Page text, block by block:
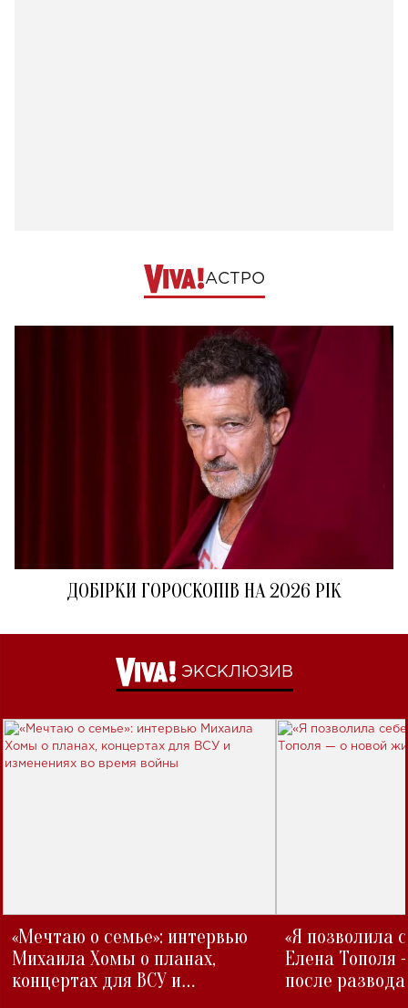
АСТРО
ДОБІРКИ ГОРОСКОПІВ НА 2026 РІК
ЭКСКЛЮЗИВ
«Мечтаю о семье»: интервью
Михаила Хомы о планах,
концертах для ВСУ и
«Я позволила
Елена Тополя
после развода